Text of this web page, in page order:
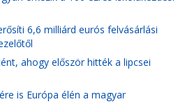
6,6 milliárd eurós felvásárlási
ahogy először hitték a lipcsei
is Európa élén a magyar